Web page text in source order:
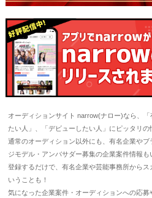
オーディションサイト narrow(ナロー)なら、
たい人」、「デビューしたい人」にピッタリの
通常のオーディション以外にも、有名企業や
ジモデル・アンバサダー募集の企業案件情報も
登録するだけで、有名企業や芸能事務所から
いうことも！
気になった企業案件・オーディションへの応